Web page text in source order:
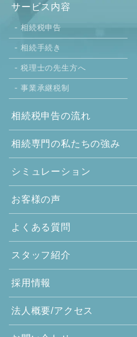
サービス内容
相続税申告
相続手続き
税理士の先生方へ
事業承継税制
相続税申告の流れ
相続専門の私たちの強み
シミュレーション
お客様の声
よくある質問
スタッフ紹介
採用情報
法人概要/アクセス